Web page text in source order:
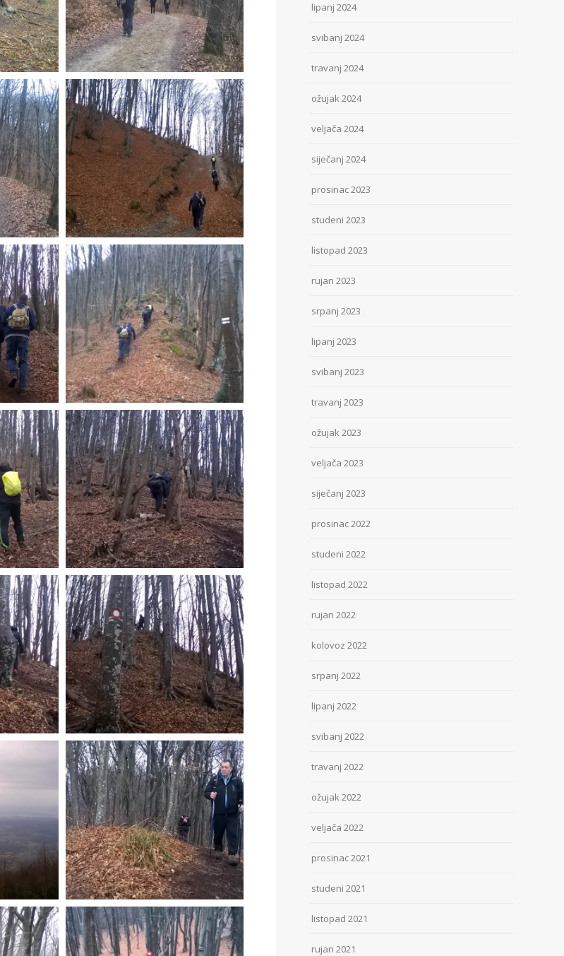
lipanj 2024
svibanj 2024
travanj 2024
ožujak 2024
veljača 2024
siječanj 2024
prosinac 2023
studeni 2023
listopad 2023
rujan 2023
srpanj 2023
lipanj 2023
svibanj 2023
travanj 2023
ožujak 2023
veljača 2023
siječanj 2023
prosinac 2022
studeni 2022
listopad 2022
rujan 2022
kolovoz 2022
srpanj 2022
lipanj 2022
svibanj 2022
travanj 2022
ožujak 2022
veljača 2022
prosinac 2021
studeni 2021
listopad 2021
rujan 2021